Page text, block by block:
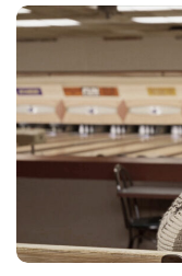
a
n
e
k
a